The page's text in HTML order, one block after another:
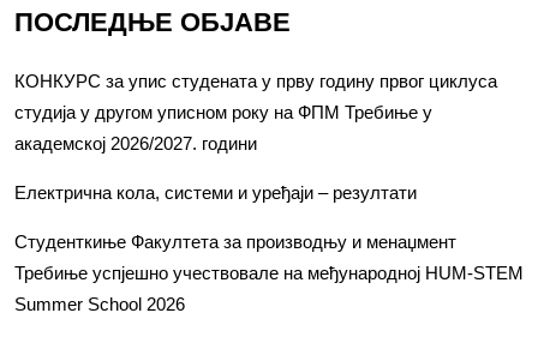
ПОСЛЕДЊЕ ОБЈАВЕ
КОНКУРС за упис студената у прву годину првог циклуса
студија у другом уписном року на ФПМ Требиње у
академској 2026/2027. години
Електрична кола, системи и уређаји – резултати
Студенткиње Факултета за производњу и менаџмент
Требиње успјешно учествовале на међународној HUM-STEM
Summer School 2026